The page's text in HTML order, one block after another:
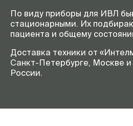
По виду приборы для ИВЛ
стационарными. Их
пациента и общему
Доставка техники от
Санкт-Петербурге, Москве и
России.